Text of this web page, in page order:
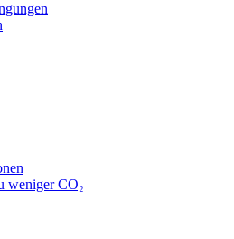
weniger CO₂